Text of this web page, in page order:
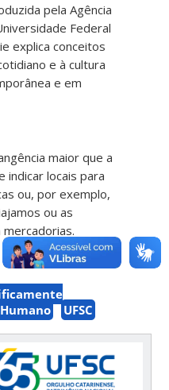
pela Agência
Federal
explica conceitos
e à cultura
e em
maior que a
indicar locais para
ou, por exemplo,
ou as
UFSC